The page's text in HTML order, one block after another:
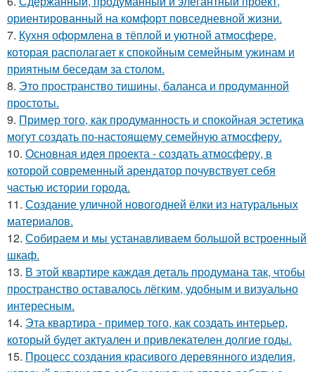
ориентированный на комфорт повседневной жизни.
7. Кухня оформлена в тёплой и уютной атмосфере,
которая располагает к спокойным семейным ужинам и
приятным беседам за столом.
8. Это пространство тишины, баланса и продуманной
простоты.
9. Пример того, как продуманность и спокойная эстетика
могут создать по-настоящему семейную атмосферу.
10. Основная идея проекта - создать атмосферу, в
которой современный арендатор почувствует себя
частью истории города.
11. Создание уличной новогодней ёлки из натуральных
материалов.
12. Собираем и мы устанавливаем большой встроенный
шкаф.
13. В этой квартире каждая деталь продумана так, чтобы
пространство оставалось лёгким, удобным и визуально
интересным.
14. Эта квартира - пример того, как создать интерьер,
который будет актуален и привлекателен долгие годы.
15. Процесс создания красивого деревянного изделия,